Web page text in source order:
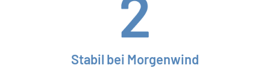
Stabil bei Morgenwind